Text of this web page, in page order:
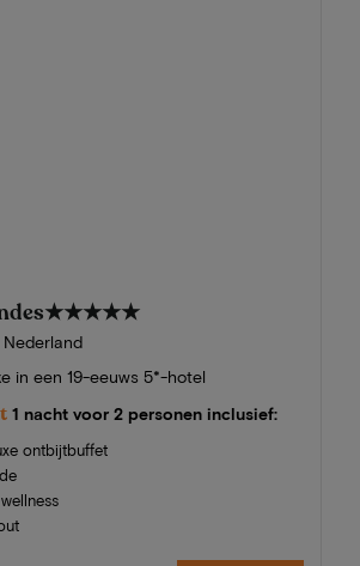
★★★★★
in een 19-eeuws 5*-hotel
1 nacht voor 2 personen inclusief:
ontbijtbuffet